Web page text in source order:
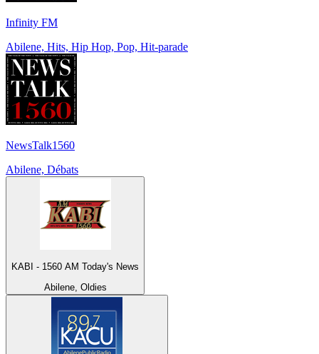
Infinity FM
Abilene, Hits, Hip Hop, Pop, Hit-parade
NewsTalk1560
Abilene, Débats
KABI - 1560 AM Today's News
Abilene, Oldies